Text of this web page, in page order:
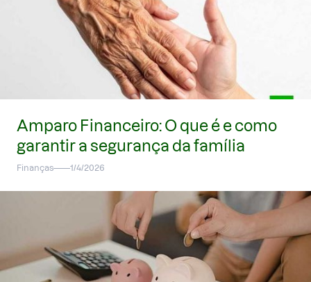
Amparo Financeiro: O que é e como
garantir a segurança da família
Finanças 1/4/2026